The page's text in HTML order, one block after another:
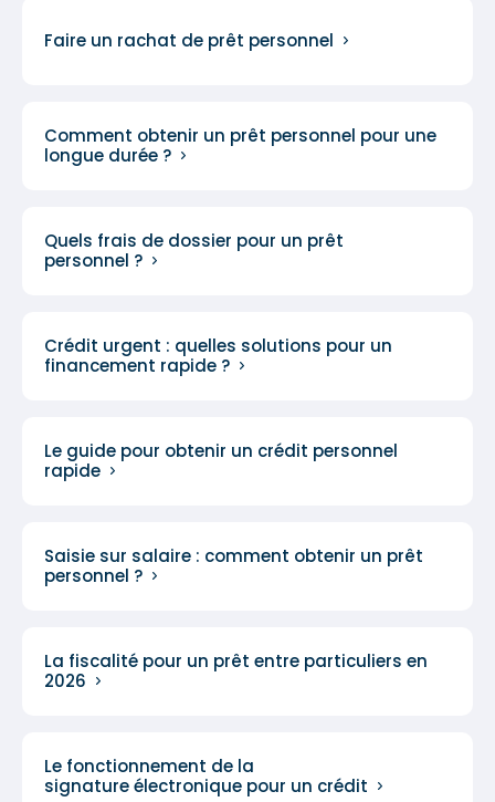
Faire un rachat de prêt personnel
Comment obtenir un prêt personnel pour une
longue durée ?
Quels frais de dossier pour un prêt
personnel ?
Crédit urgent : quelles solutions pour un
financement rapide ?
Le guide pour obtenir un crédit personnel
rapide
Saisie sur salaire : comment obtenir un prêt
personnel ?
La fiscalité pour un prêt entre particuliers en
2026
Le fonctionnement de la
signature électronique pour un crédit